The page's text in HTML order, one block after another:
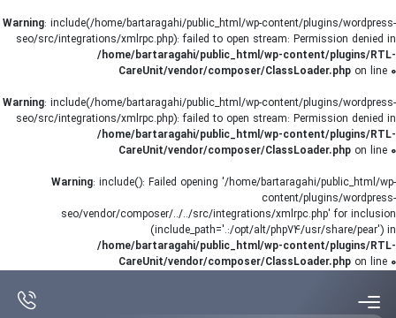
Warning: include(/home/bartaragahi/public_html/wp-content/plugins/wordpress-
seo/src/integrations/xmlrpc.php): failed to open stream: Permission denied in
/home/bartaragahi/public_html/wp-content/plugins/RTL-
CareUnit/vendor/composer/ClassLoader.php on line 0
Warning: include(/home/bartaragahi/public_html/wp-content/plugins/wordpress-
seo/src/integrations/xmlrpc.php): failed to open stream: Permission denied in
/home/bartaragahi/public_html/wp-content/plugins/RTL-
CareUnit/vendor/composer/ClassLoader.php on line 0
Warning: include(): Failed opening '/home/bartaragahi/public_html/wp-
content/plugins/wordpress-
seo/vendor/composer/../../src/integrations/xmlrpc.php' for inclusion
(include_path='.:/opt/alt/php74/usr/share/pear') in
/home/bartaragahi/public_html/wp-content/plugins/RTL-
CareUnit/vendor/composer/ClassLoader.php on line 0